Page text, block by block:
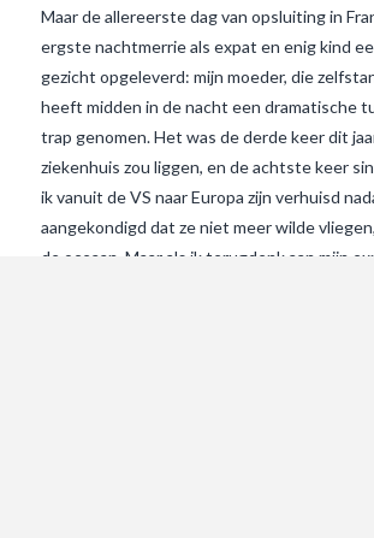
Maar de allereerste dag van opsluiting in
ergste nachtmerrie als expat en enig kind
gezicht opgeleverd: mijn moeder, die
heeft midden in de nacht een dramatische
trap genomen. Het was de derde keer dit
ziekenhuis zou liggen, en de achtste keer
ik vanuit de VS naar Europa zijn verhuisd
aangekondigd dat ze niet meer wilde
de oceaan. Maar als ik terugdenk aan mijn